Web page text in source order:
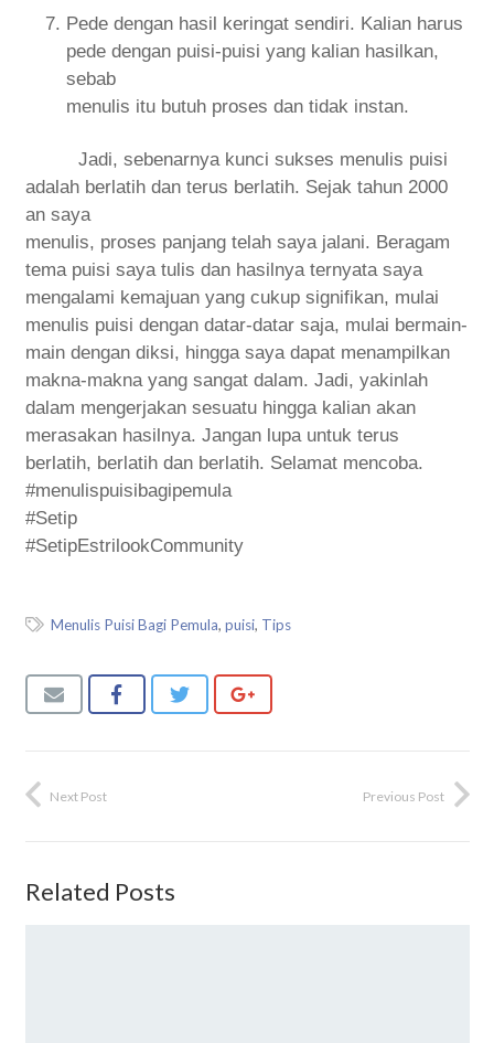
Pede dengan hasil keringat sendiri. Kalian harus
pede dengan puisi-puisi yang kalian hasilkan,
sebab
menulis itu butuh proses dan tidak instan.
Jadi, sebenarnya kunci sukses menulis puisi
adalah berlatih dan terus berlatih. Sejak tahun 2000
an saya
menulis, proses panjang telah saya jalani. Beragam
tema puisi saya tulis dan hasilnya ternyata saya
mengalami kemajuan yang cukup signifikan, mulai
menulis puisi dengan datar-datar saja, mulai bermain-
main dengan diksi, hingga saya dapat menampilkan
makna-makna yang sangat dalam. Jadi, yakinlah
dalam mengerjakan sesuatu hingga kalian akan
merasakan hasilnya. Jangan lupa untuk terus
berlatih, berlatih dan berlatih. Selamat mencoba.
#menulispuisibagipemula
#Setip
#SetipEstrilookCommunity
Menulis Puisi Bagi Pemula, puisi, Tips
Previous Post
Next Post
Related Posts